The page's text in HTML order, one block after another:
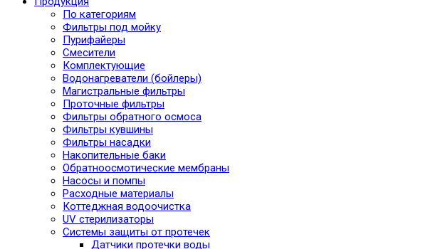
По категориям
Фильтры под мойку
Пурифайеры
Смесители
Комплектующие
Водонагреватели (бойлеры)
Магистральные фильтры
Проточные фильтры
Фильтры обратного осмоса
Фильтры кувшины
Фильтры насадки
Накопительные баки
Обратноосмотические мембраны
Насосы и помпы
Расходные материалы
Коттеджная водоочистка
UV стерилизаторы
Системы защиты от протечек
Датчики протечки воды